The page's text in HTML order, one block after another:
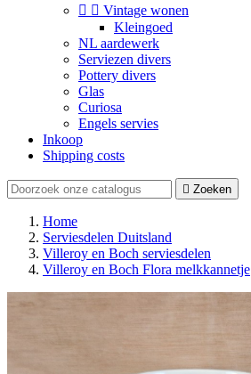
  Vintage wonen
Kleingoed
NL aardewerk
Serviezen divers
Pottery divers
Glas
Curiosa
Engels servies
Inkoop
Shipping costs
 Zoeken
Home
Serviesdelen Duitsland
Villeroy en Boch serviesdelen
Villeroy en Boch Flora melkkannetje